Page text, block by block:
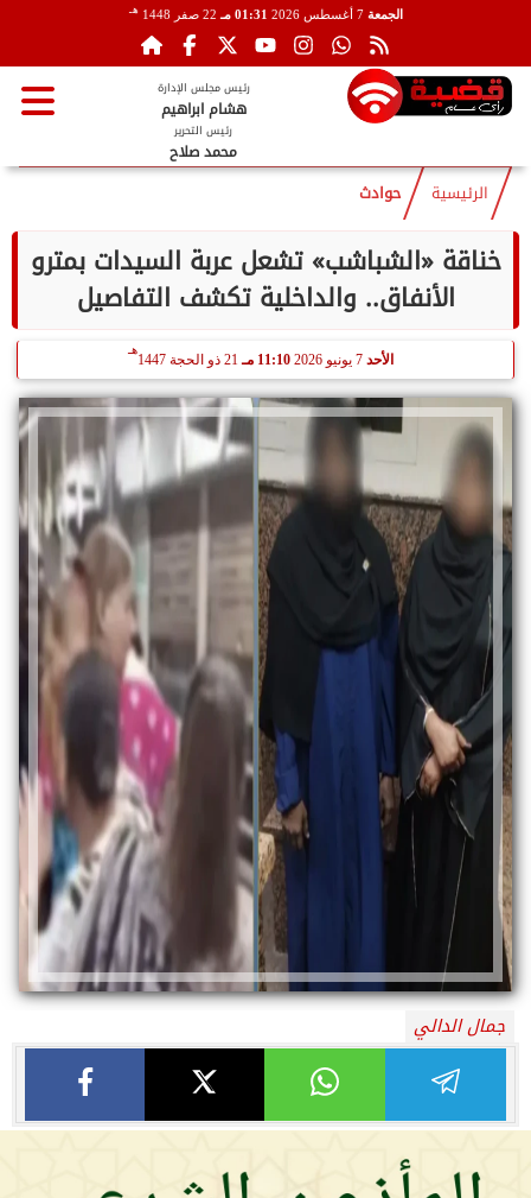
الجمعة 7 أغسطس 2026 01:31 مـ 22 صفر 1448 هـ
رئيس مجلس الإدارة
هشام ابراهيم
رئيس التحرير
محمد صلاح
الرئيسية حوادث
خناقة «الشباشب» تشعل عربة السيدات بمترو
الأنفاق.. والداخلية تكشف التفاصيل
الأحد 11:10 مـ 21 ذو الحجة 1447
هـ
جمال الدالي